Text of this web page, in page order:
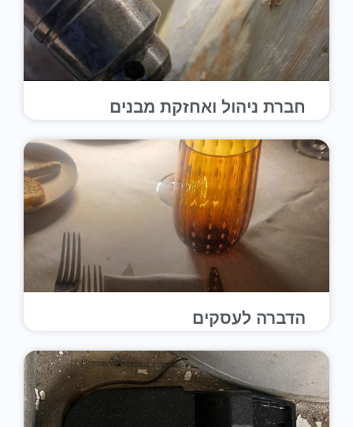
חברת ניהול ואחזקת מבנים
הדברה לעסקים